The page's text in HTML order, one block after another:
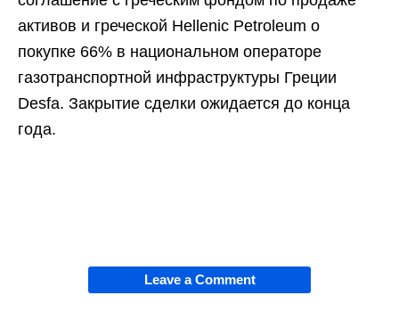
активов и греческой Hellenic Petroleum о
покупке 66% в национальном операторе
газотранспортной инфраструктуры Греции
Desfa. Закрытие сделки ожидается до конца
года.
Leave a Comment